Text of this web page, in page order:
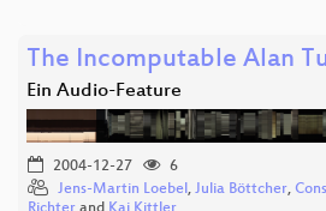
The Incomputable Alan
Ein Audio-Feature
2004-12-27
6
Jens-Martin Loebel, Julia Böttcher,